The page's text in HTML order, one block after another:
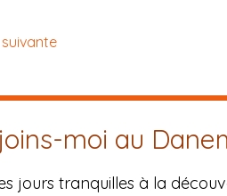
moi au
jours tranquilles à la